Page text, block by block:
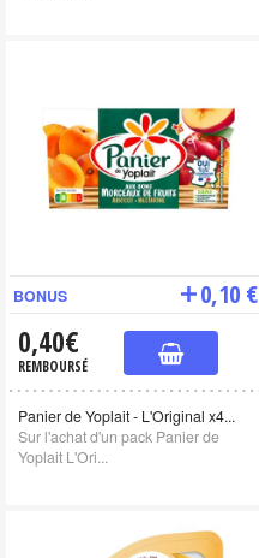
BONUS 0,10 €
0,40€
REMBOURSÉ
Panier de Yoplait - L'Original x4...
Sur l'achat d'un pack Panier de
Yoplait L'Ori...